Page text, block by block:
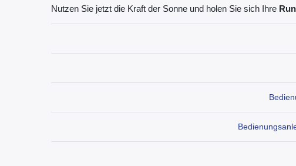
Nutzen Sie jetzt die Kraft der Sonne und holen Sie sich Ihre